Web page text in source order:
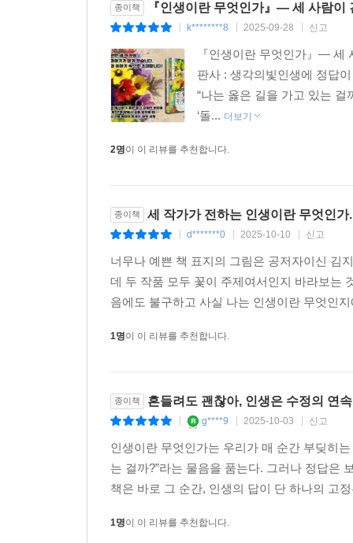
꾸준히 노력하는 자만이 변화된 삶을 만난다. 노
운명에 순응하며 살아가는 사람인가?
--- p.119
인생의 모든 문제는 양면성을 지니고 있다. 생(生
아야 하고, 언젠가는 내 곁을 떠날 이들에게 후회
--- p.122
--- p.132
오늘 하루, 스스로 생각했을 때 ‘이만하면 잘 살
겠다.”
--- p.155
사람이 달라졌는데 삶이 그대로일 수가 없다. 삶
우리가 어떤 것을 이루고자 할 때, 그것을 이룰 수
--- p.175
혹여 지금 걱정거리가 있다면 오직 그 걱정을 어
다. 그리고 그 답을 누구보다 가장 잘 알고 있는 사
인생관이라는 주제로 글을 쓰면서 들었던 생각
내가 처한 상황을 헤쳐나가며 다져진 ‘나’라는
인생관을 증명하고 싶어 조금 더 성실하게 노력
나는 삶을 기록하는 사람이다. 살아오는 동안
것을 깨닫는다. 겪어봐야 알 수 있는 것들이 있
누군가의 삶에 한 줄기 빛으로 다가서길 소망하는
느낀다면 그걸로 충분하다. 만일 누군가를 원망
인생이란 자유로운 것이고 사랑 그 자체이며 행
정리되며 모든 것에는 원인과 결과가 있음을 한
종이책 『인생이란 무엇인가』― 세 사람이
k********8 2025-09-28 신고
『인생이란 무엇인가』―
판사 : 생각의빛인생에 정답
“나는 옳은 길을 가고 있는
‘돌... 더보기
2명이 이 리뷰를 추천합니다.
종이책 세 작가가 전하는 인생이란 무엇인가.
d*******0 2025-10-10 신고
너무나 예쁜 책 표지의 그림은 공저자이신 김
데 두 작품 모두 꽃이 주제여서인지 바라보는
음에도 불구하고 사실 나는 인생이란 무엇인
1명이 이 리뷰를 추천합니다.
종이책 흔들려도 괜찮아, 인생은 수정의 연
g****9 2025-10-03 신고
인생이란 무엇인가는 우리가 매 순간 부딪히
는 걸까?”라는 물음을 품는다. 그러나 정답은
책은 바로 그 순간, 인생의 답이 단 하나의 고
1명이 이 리뷰를 추천합니다.